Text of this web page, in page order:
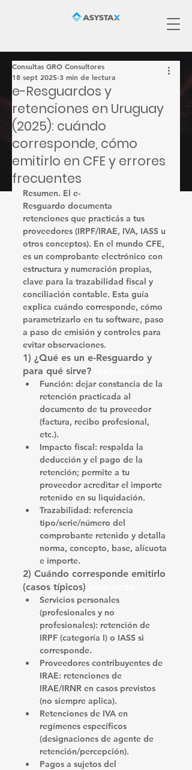
e-Resguardos y
retenciones en Uruguay
(2025): cuándo
corresponde, cómo
emitirlo en CFE y errores
frecuentes
Consultas GRO Consultores
18 sept 2025 3 min de lectura
Resumen. El e-
Resguardo documenta
retenciones que practicás a tus
proveedores (IRPF/IRAE, IVA, IASS u
otros conceptos). En el mundo CFE,
es un comprobante electrónico con
estructura y numeración propias,
clave para la trazabilidad fiscal y
conciliación contable. Esta guía
explica cuándo corresponde, cómo
parametrizarlo en tu software, paso
a paso de emisión y controles para
evitar observaciones.
1) ¿Qué es un e-Resguardo y
para qué sirve?
Función: dejar constancia de la
retención practicada al
documento de tu proveedor
(factura, recibo profesional,
etc.).
Impacto fiscal: respalda la
deducción y el pago de la
retención; permite a tu
proveedor acreditar el importe
retenido en su liquidación.
Trazabilidad: referencia
tipo/serie/número del
comprobante retenido y detalla
norma, concepto, base, alícuota
e importe.
2) Cuándo corresponde emitirlo
(casos típicos)
Servicios personales
(profesionales y no
profesionales): retención de
IRPF (categoría I) o IASS si
corresponde.
Proveedores contribuyentes de
IRAE: retenciones de
IRAE/IRNR en casos previstos
(no siempre aplica).
Retenciones de IVA en
regímenes específicos
(designaciones de agente de
retención/percepción).
Pagos a sujetos del